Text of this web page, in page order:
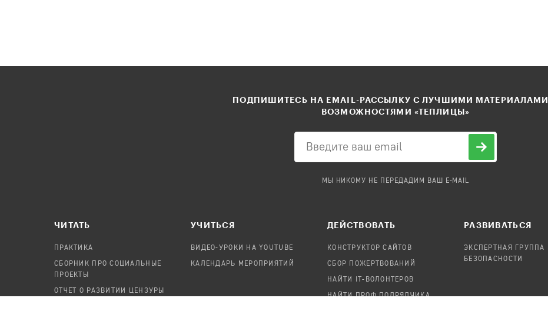
ПОДПИШИТЕСЬ НА EMAIL-РАССЫЛКУ С ЛУЧШИМИ
ВОЗМОЖНОСТЯМИ «ТЕПЛИЦЫ»
МЫ НИКОМУ НЕ ПЕРЕДАДИМ ВАШ E-MAIL
ЧИТАТЬ
ПРАКТИКА
СБОРНИК ПРО СОЦИАЛЬНЫЕ
ПРОЕКТЫ
ОТЧЕТ О РАЗВИТИИ ЦЕНЗУРЫ
УЧИТЬСЯ
ВИДЕО-УРОКИ НА YOUTUBE
КАЛЕНДАРЬ МЕРОПРИЯТИЙ
ДЕЙСТВОВАТЬ
КОНСТРУКТОР САЙТОВ
СБОР ПОЖЕРТВОВАНИЙ
НАЙТИ IT-ВОЛОНТЕРОВ
НАЙТИ ПРОФ.ПОДРЯДЧИКА
РАЗВИВАТЬСЯ
ЭКСПЕРТНАЯ ГРУППА
БЕЗОПАСНОСТИ